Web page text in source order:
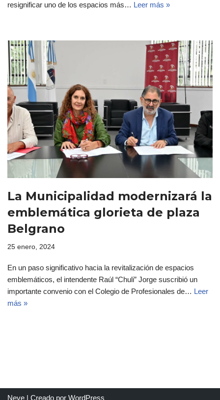
resignificar uno de los espacios más… Leer más »
La Municipalidad modernizará la
emblemática glorieta de plaza
Belgrano
25 enero, 2024
En un paso significativo hacia la revitalización de espacios
emblemáticos, el intendente Raúl “Chuli” Jorge suscribió un
importante convenio con el Colegio de Profesionales de… Leer
más »
Neve | Creado por WordPress